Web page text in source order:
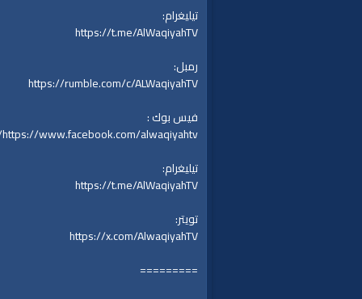
تيليغرام:
https://t.me/AlWaqiyahTV
رمبل:
https://rumble.com/c/ALWaqiyahTV
فيس بوك :
https://www.facebook.com/alwaqiyahtv/
تيليغرام:
https://t.me/AlWaqiyahTV
تويتر:
https://x.com/AlwaqiyahTV
=========